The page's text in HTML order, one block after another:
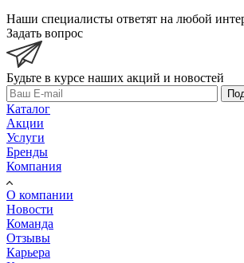
Наши специалисты ответят на любой
Задать вопрос
Будьте в курсе наших акций и новостей
Каталог
Акции
Услуги
Бренды
Компания
О компании
Новости
Команда
Отзывы
Карьера